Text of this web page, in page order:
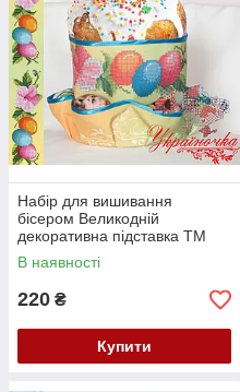
Набір для вишивання
бісером Великодній
декоративна підставка ТМ
Україночка 003-ПФ
В наявності
220 ₴
Купити